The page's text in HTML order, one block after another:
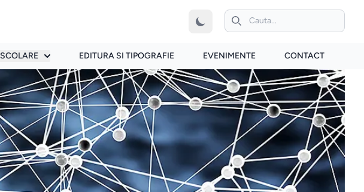
iconita de cautare
TIPIZATE SCOLARE EDITURA SI TIPOGRAFIE EVENIMENTE CONTACT